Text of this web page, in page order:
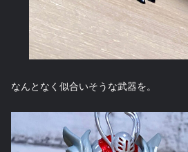
なんとなく似合いそうな武器を。